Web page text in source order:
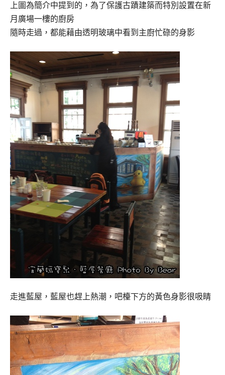
上圖為簡介中提到的，為了保護古蹟建築而特別設置在新
月廣場一樓的廚房
隨時走過，都能藉由透明玻璃中看到主廚忙碌的身影
走進藍屋，藍屋也趕上熱潮，吧檯下方的黃色身影很吸睛